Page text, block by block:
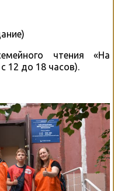
чтения «На
12 до 18 часов).